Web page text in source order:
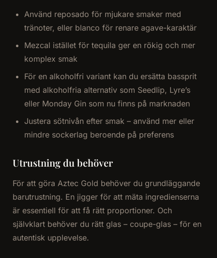
Använd reposado för mjukare smaker med
tränoter, eller blanco för renare agave-karaktär
Mezcal istället för tequila ger en rökig och mer
komplex smak
För en alkoholfri variant kan du ersätta bassprit
med alkoholfria alternativ som Seedlip, Lyre’s
eller Monday Gin som nu finns på marknaden
Justera sötnivån efter smak – använd mer eller
mindre sockerlag beroende på preferens
Utrustning du behöver
För att göra Aztec Gold behöver du grundläggande
barutrustning. En jigger för att mäta ingredienserna
är essentiell för att få rätt proportioner. Och
självklart behöver du rätt glas – coupe-glas – för en
autentisk upplevelse.